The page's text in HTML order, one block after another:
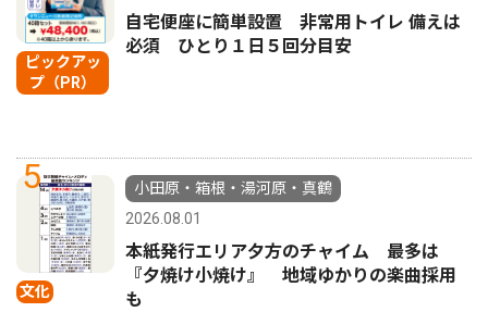
ピックアッ
プ（PR）
自宅便座に簡単設置 非常用トイレ 備えは
必須 ひとり１日５回分目安
5
文化
小田原・箱根・湯河原・真鶴
2026.08.01
本紙発行エリア夕方のチャイム 最多は
『夕焼け小焼け』 地域ゆかりの楽曲採用
も